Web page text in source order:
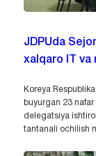
JDPUda
xalqaro IT
Koreya
buyurgan 23
delegatsiya
tantanali ochilish